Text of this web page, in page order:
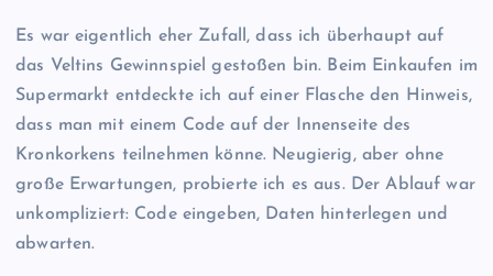
Es war eigentlich eher Zufall, dass ich überhaupt auf
das Veltins Gewinnspiel gestoßen bin. Beim Einkaufen im
Supermarkt entdeckte ich auf einer Flasche den Hinweis,
dass man mit einem Code auf der Innenseite des
Kronkorkens teilnehmen könne. Neugierig, aber ohne
große Erwartungen, probierte ich es aus. Der Ablauf war
unkompliziert: Code eingeben, Daten hinterlegen und
abwarten.